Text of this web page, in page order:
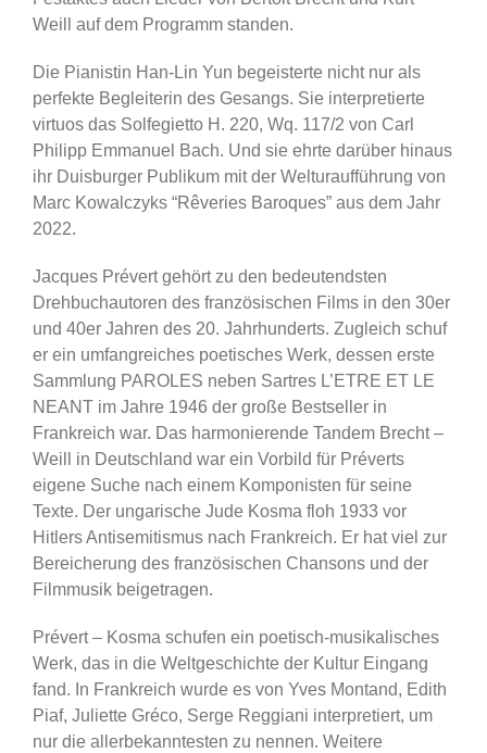
Weill auf dem Programm standen.
Die Pianistin Han-Lin Yun begeisterte nicht nur als
perfekte Begleiterin des Gesangs. Sie interpretierte
virtuos das Solfegietto H. 220, Wq. 117/2 von Carl
Philipp Emmanuel Bach. Und sie ehrte darüber hinaus
ihr Duisburger Publikum mit der Welturaufführung von
Marc Kowalczyks “Rêveries Baroques” aus dem Jahr
2022.
Jacques Prévert gehört zu den bedeutendsten
Drehbuchautoren des französischen Films in den 30er
und 40er Jahren des 20. Jahrhunderts. Zugleich schuf
er ein umfangreiches poetisches Werk, dessen erste
Sammlung PAROLES neben Sartres L’ETRE ET LE
NEANT im Jahre 1946 der große Bestseller in
Frankreich war. Das harmonierende Tandem Brecht –
Weill in Deutschland war ein Vorbild für Préverts
eigene Suche nach einem Komponisten für seine
Texte. Der ungarische Jude Kosma floh 1933 vor
Hitlers Antisemitismus nach Frankreich. Er hat viel zur
Bereicherung des französischen Chansons und der
Filmmusik beigetragen.
Prévert – Kosma schufen ein poetisch-musikalisches
Werk, das in die Weltgeschichte der Kultur Eingang
fand. In Frankreich wurde es von Yves Montand, Edith
Piaf, Juliette Gréco, Serge Reggiani interpretiert, um
nur die allerbekanntesten zu nennen. Weitere